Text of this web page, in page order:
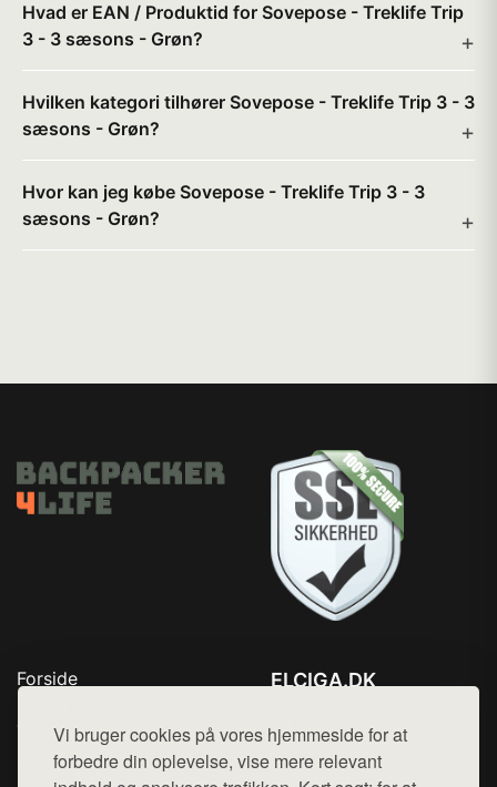
Vi bruger cookies på vores hjemmeside for at
forbedre din oplevelse, vise mere relevant
Hvad er EAN / Produktid for Sovepose - Treklife Trip
3 - 3 sæsons - Grøn?
Hvilken kategori tilhører Sovepose - Treklife Trip 3 - 3
sæsons - Grøn?
Hvor kan jeg købe Sovepose - Treklife Trip 3 - 3
sæsons - Grøn?
Forside
Top Rabatter
Kontakt
ELCIGA.DK
Mail: hej@want.dk